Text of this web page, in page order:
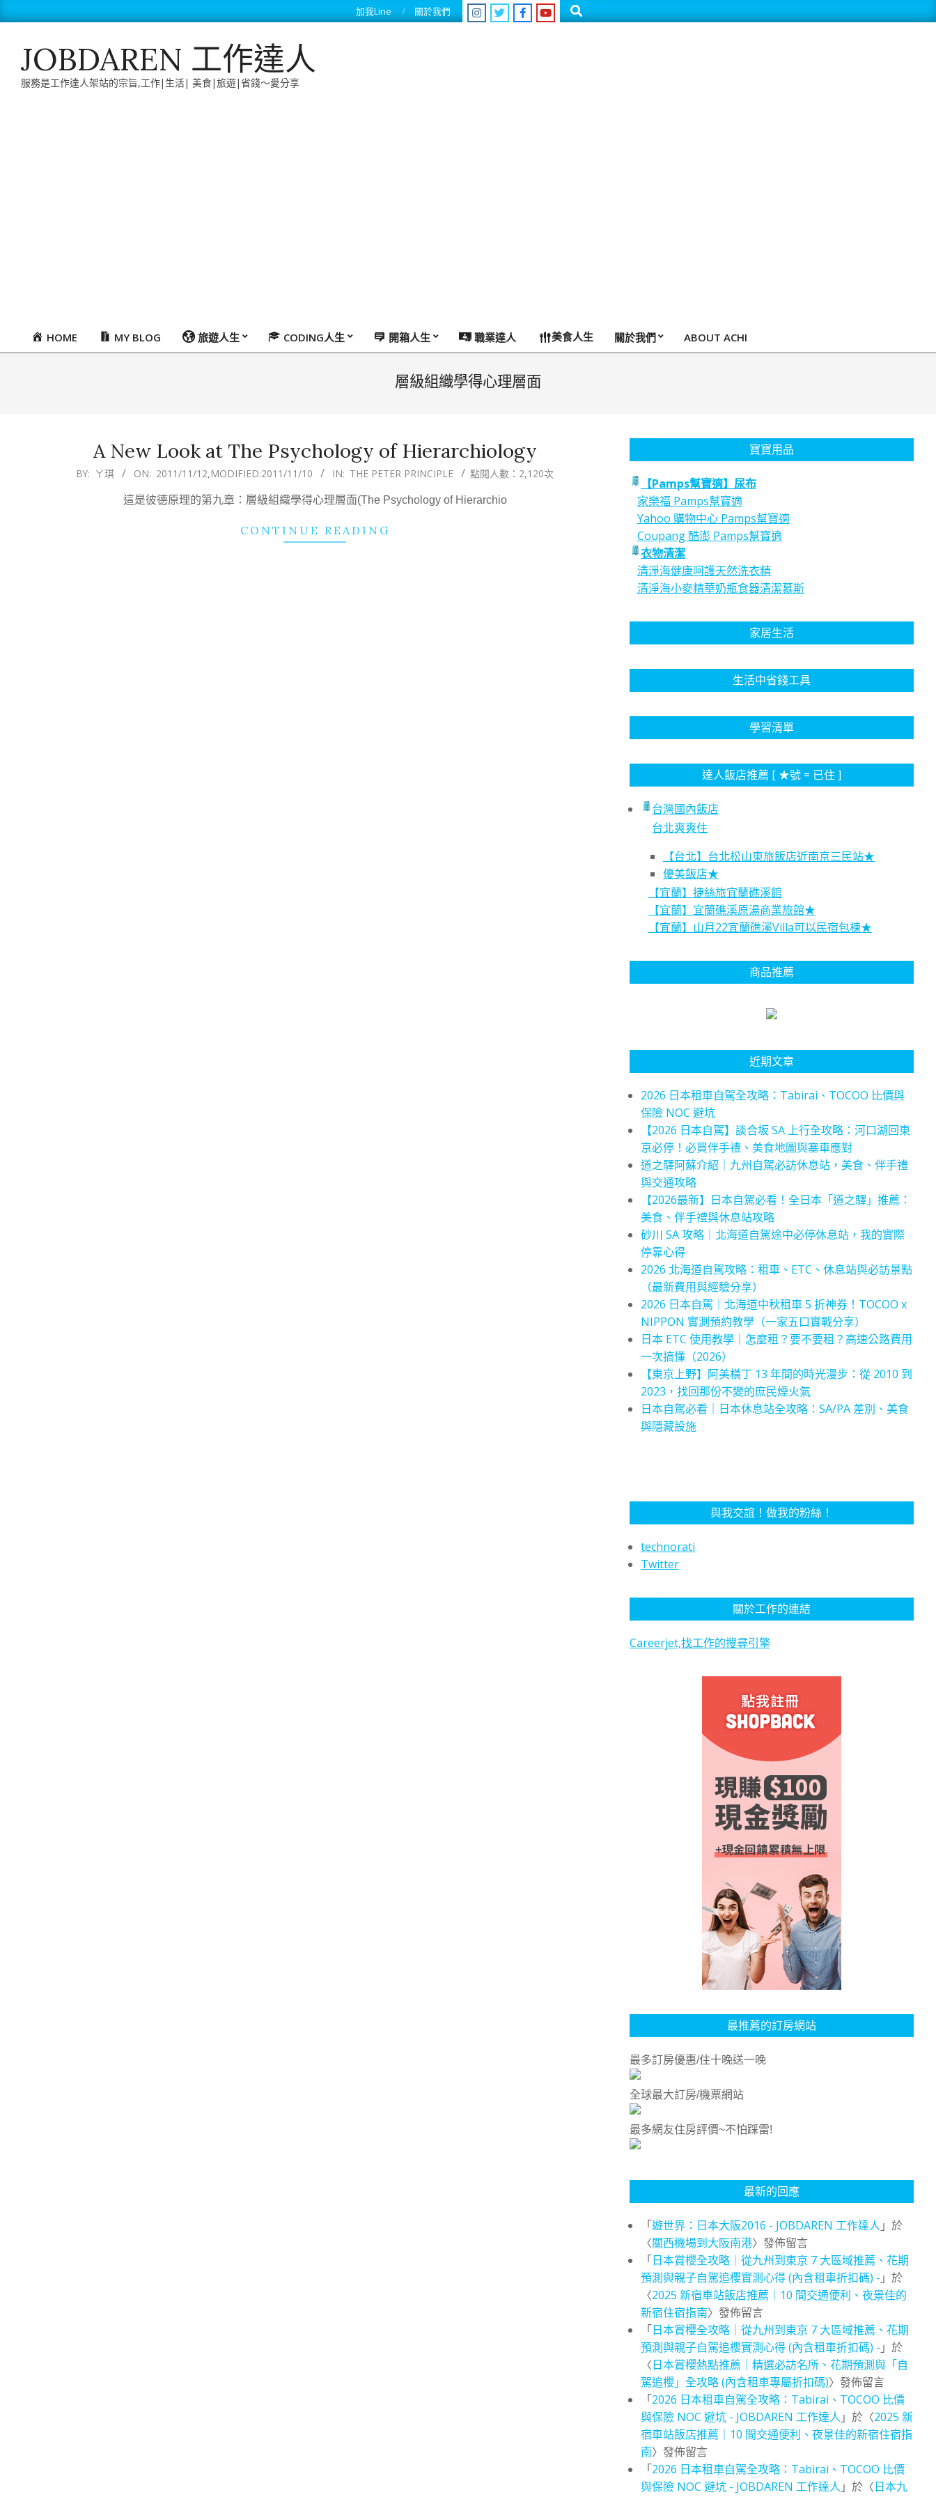
to
加我Line 關於我們 Search
JOBDAREN 工作達人
服務是工作達人架站的宗旨,工作|生活| 美食|旅遊|省錢～愛分享
PrimaryHOME MY BLOG 旅遊人生 CODING人生 開箱人生 職業達人 美食人生 關於我們 ABOUT ACHI
層級組織學得心理層面
A New Look at The Psychology of Hierarchiology
BY: ㄚ琪 ON: 2011/11/12,MODIFIED:2011/11/10 IN: THE PETER PRINCIPLE 點閱人數：2,120次
這是彼德原理的第九章：層級組織學得心理層面(The Psychology of Hierarchio
CONTINUE READING
寶寶用品
【Pamps幫寶適】尿布
家樂福 Pamps幫寶適
Yahoo 購物中心 Pamps幫寶適
Coupang 酷澎 Pamps幫寶適
衣物清潔
清淨海健康呵護天然洗衣精
清淨海小麥精華奶瓶食器清潔慕斯
家居生活
生活中省錢工具
學習清單
達人飯店推薦 [ ★號 = 已住 ]
台灣國內飯店
台北爽爽住
【台北】台北松山東旅飯店近南京三民站★
優美飯店★
【宜蘭】捷絲旅宜蘭礁溪館
【宜蘭】宜蘭礁溪原湯商業旅館★
【宜蘭】山月22宜蘭礁溪Villa可以民宿包棟★
商品推薦
近期文章
2026 日本租車自駕全攻略：Tabirai、TOCOO 比價與
保險 NOC 避坑
【2026 日本自駕】談合坂 SA 上行全攻略：河口湖回東
京必停！必買伴手禮、美食地圖與塞車應對
道之驛阿蘇介紹｜九州自駕必訪休息站，美食、伴手禮
與交通攻略
【2026最新】日本自駕必看！全日本「道之驛」推薦：
美食、伴手禮與休息站攻略
砂川 SA 攻略｜北海道自駕途中必停休息站，我的實際
停靠心得
2026 北海道自駕攻略：租車、ETC、休息站與必訪景點
（最新費用與經驗分享）
2026 日本自駕｜北海道中秋租車 5 折神券！TOCOO x
NIPPON 實測預約教學（一家五口實戰分享）
日本 ETC 使用教學｜怎麼租？要不要租？高速公路費用
一次搞懂（2026）
【東京上野】阿美橫丁 13 年間的時光漫步：從 2010 到
2023，找回那份不變的庶民煙火氣
日本自駕必看｜日本休息站全攻略：SA/PA 差別、美食
與隱藏設施
與我交誼！做我的粉絲！
technorati
Twitter
關於工作的連結
Careerjet,找工作的搜尋引擎
最推薦的訂房網站
最多訂房優惠/住十晚送一晚
全球最大訂房/機票網站
最多網友住房評價~不怕踩雷!
最新的回應
「遊世界：日本大阪2016 - JOBDAREN 工作達人 」於
〈關西機場到大阪南港〉發佈留言
「日本賞櫻全攻略｜從九州到東京 7 大區域推薦、花期
預測與親子自駕追櫻實測心得 (內含租車折扣碼) - 」於
〈2025 新宿車站飯店推薦｜10 間交通便利、夜景佳的
新宿住宿指南〉發佈留言
「日本賞櫻全攻略｜從九州到東京 7 大區域推薦、花期
預測與親子自駕追櫻實測心得 (內含租車折扣碼) - 」於
〈日本賞櫻熱點推薦｜精選必訪名所、花期預測與「自
駕追櫻」全攻略 (內含租車專屬折扣碼)〉發佈留言
「2026 日本租車自駕全攻略：Tabirai、TOCOO 比價
與保險 NOC 避坑 - JOBDAREN 工作達人 」於〈2025 新
宿車站飯店推薦｜10 間交通便利、夜景佳的新宿住宿指
南〉發佈留言
「2026 日本租車自駕全攻略：Tabirai、TOCOO 比價
與保險 NOC 避坑 - JOBDAREN 工作達人 」於〈日本九